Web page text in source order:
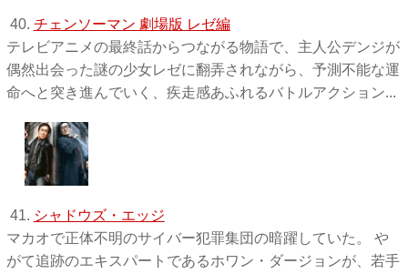
40. チェンソーマン 劇場版 レゼ編
テレビアニメの最終話からつながる物語で、主人公デンジが
偶然出会った謎の少女レゼに翻弄されながら、予測不能な運
命へと突き進んでいく、疾走感あふれるバトルアクション...
41. シャドウズ・エッジ
マカオで正体不明のサイバー犯罪集団の暗躍していた。 や
がて追跡のエキスパートであるホワン・ダージョンが、若手